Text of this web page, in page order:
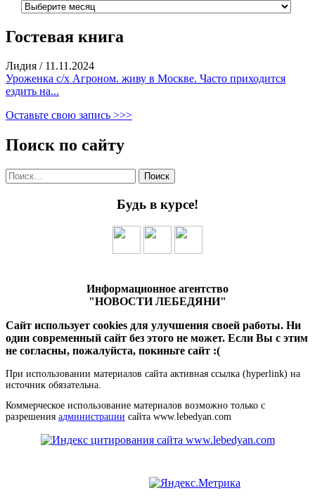
Гостевая книга
Лидия / 11.11.2024
Уроженка с/х Агроном. живу в Москве. Часто приходится
ездить на...
Оставьте свою запись >>>
Поиск по сайту
Найти:
Будь в курсе!
Информационное агентство
"НОВОСТИ ЛЕБЕДЯНИ"
Сайт использует cookies для улучшения своей работы. Ни
один современный сайт без этого не может. Если Вы с этим
не согласны, пожалуйста, покиньте сайт :(
При использовании материалов сайта активная ссылка (hyperlink) на
источник обязательна.
Коммерческое использование материалов возможно только с
разрешения администрации сайта www.lebedyan.com